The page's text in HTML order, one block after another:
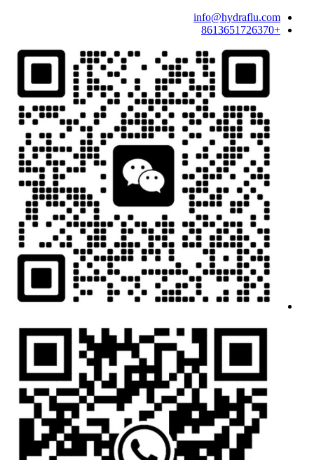
info@hydraflu.com
+8613651726370